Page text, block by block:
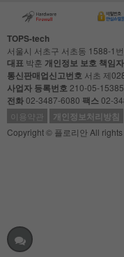
TOPS-tech
서울시 서초구 서초동 1588-1
대표 박훈 개인정보 보호 책임자
통신판매업신고번호 서초 제
사업자 등록번호 210-05-15385
전화02-3487-6080 팩스02-
이용약관
개인정보처리방침
Copyright © 플로리안 All rights